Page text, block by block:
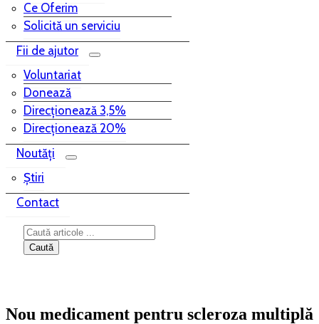
Ce Oferim
Solicită un serviciu
Fii de ajutor
Voluntariat
Donează
Direcționează 3,5%
Direcționează 20%
Noutăți
Știri
Contact
Nou medicament pentru scleroza multiplă